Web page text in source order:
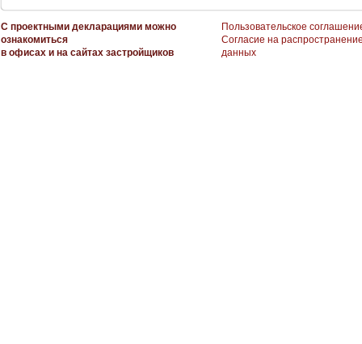
С проектными декларациями можно
ознакомиться
в офисах и на сайтах застройщиков
Пользовательское
Согласие на
данных